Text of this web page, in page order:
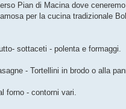
Pian di Macina dove
per la cucina tradizionale
sottaceti - polenta e formaggi.
- Tortellini in brodo o alla
forno - contorni vari.